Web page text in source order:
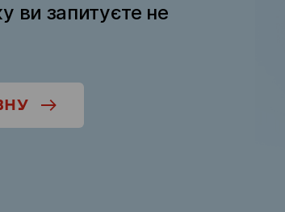
ви запитуєте не